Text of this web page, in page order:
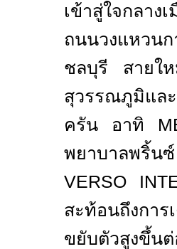
เข้าสู่ใจกลาง
ถนนวงแหวน
ชลบุรี สายใ
สุวรรณภูมิแล
ครัน อาทิ
พยาบาลพริ้น
VERSO
สะท้อนถึงการ
ขยับตัวสูงขึ้น